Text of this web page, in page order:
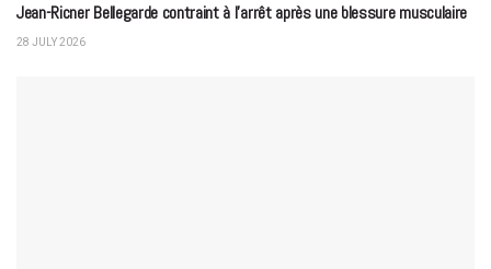
Jean-Ricner Bellegarde contraint à l’arrêt après une blessure musculaire
28 JULY 2026